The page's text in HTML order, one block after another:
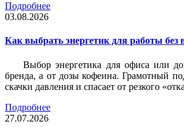
Подробнее
03.08.2026
Как выбрать энергетик для работы без
Выбор энергетика для офиса или
бренда, а от дозы кофеина. Грамотный
скачки давления и спасает от резкого
Подробнее
27.07.2026